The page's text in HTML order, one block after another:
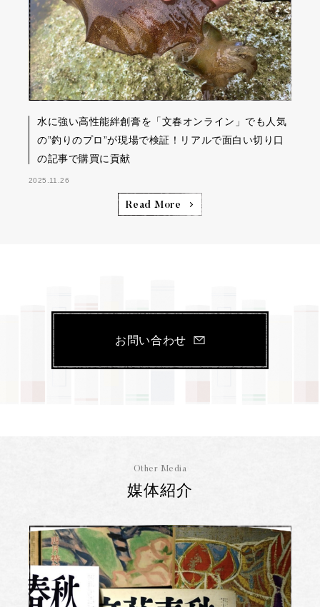
水に強い高性能絆創膏を「文春オンライン」でも人気
の”釣りのプロ”が現場で検証！リアルで面白い切り口
の記事で購買に貢献
2025.11.26
Read More
お問い合わせ
Other Media
媒体紹介